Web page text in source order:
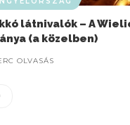
látnivalók – A
(a közelben)
OLVASÁS